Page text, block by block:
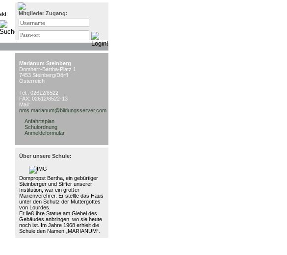
Mitglieder Zugang:
Marianum Steinberg
Domherr-Bertha-Platz 1
7453 Steinberg/Dörfl
Österreich
Tel.: 02612/8522
FAX: 02612/8522-13
Mail:
nms.marianum@bildungsserver.com
Anfahrtsplan
Schulordnung
Anmeldeformular
Über unsere Schule:
Dompropst Bertha, ein gebürtiger
Steinberger und Stifter unserer
Institution, war ein großer
Marienverehrer. Er stellte das Haus
unter den Schutz der Muttergottes
von Lourdes.
Er ließ ihre Statue am Giebel des
Gebäudes anbringen, wo sie heute
noch ist. Im Jahre 1968 erhielt die
Schule den Namen „MARIANUM“.